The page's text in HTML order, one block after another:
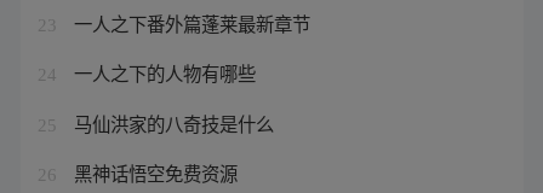
23 一人之下番外篇蓬莱最新章节
24 一人之下的人物有哪些
25 马仙洪家的八奇技是什么
26 黑神话悟空免费资源